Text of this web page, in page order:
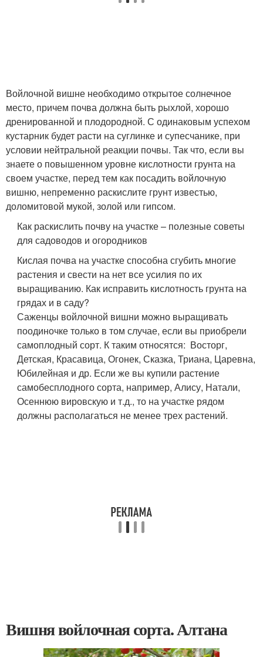
Войлочной вишне необходимо открытое солнечное
место, причем почва должна быть рыхлой, хорошо
дренированной и плодородной. С одинаковым успехом
кустарник будет расти на суглинке и супесчанике, при
условии нейтральной реакции почвы. Так что, если вы
знаете о повышенном уровне кислотности грунта на
своем участке, перед тем как посадить войлочную
вишню, непременно раскислите грунт известью,
доломитовой мукой, золой или гипсом.
Как раскислить почву на участке – полезные советы
для садоводов и огородников
Кислая почва на участке способна сгубить многие
растения и свести на нет все усилия по их
выращиванию. Как исправить кислотность грунта на
грядах и в саду?
Саженцы войлочной вишни можно выращивать
поодиночке только в том случае, если вы приобрели
самоплодный сорт. К таким относятся: Восторг,
Детская, Красавица, Огонек, Сказка, Триана, Царевна,
Юбилейная и др. Если же вы купили растение
самобесплодного сорта, например, Алису, Натали,
Осеннюю вировскую и т.д., то на участке рядом
должны располагаться не менее трех растений.
Вишня войлочная сорта. Алтана